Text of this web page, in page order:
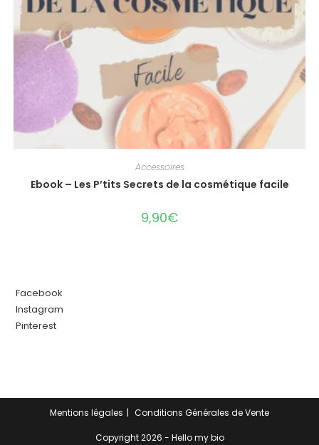
Accessoires
Ebook – Les P’tits Secrets de la cosmétique facile
9,90€
Facebook
Instagram
Pinterest
Mentions légales Conditions Générales de Vente
Copyright 2026 - Hello my bio